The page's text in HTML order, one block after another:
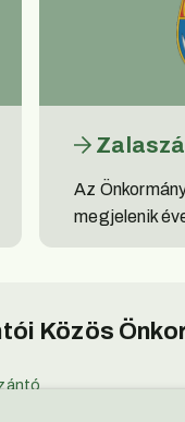
Az
megjelenik
Közös